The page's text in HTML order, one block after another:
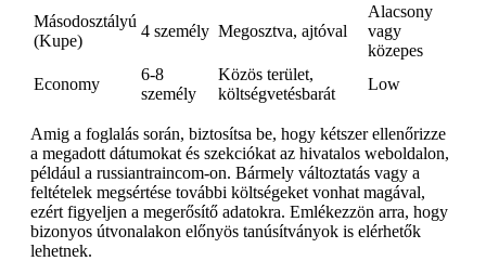
Másodosztályú
(Kupe)
4 személy Megosztva, ajtóval
Alacsony
vagy
közepes
Economy
6-8
személy
Közös terület,
költségvetésbarát
Low
Amig a foglalás során, biztosítsa be, hogy kétszer ellenőrizze
a megadott dátumokat és szekciókat az hivatalos weboldalon,
például a russiantraincom-on. Bármely változtatás vagy a
feltételek megsértése további költségeket vonhat magával,
ezért figyeljen a megerősítő adatokra. Emlékezzön arra, hogy
bizonyos útvonalakon előnyös tanúsítványok is elérhetők
lehetnek.